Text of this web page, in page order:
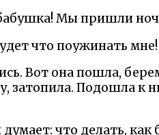
Мы пришли
что поужинать мне!
Вот она пошла,
затопила. Подошла к
думает: что делать,